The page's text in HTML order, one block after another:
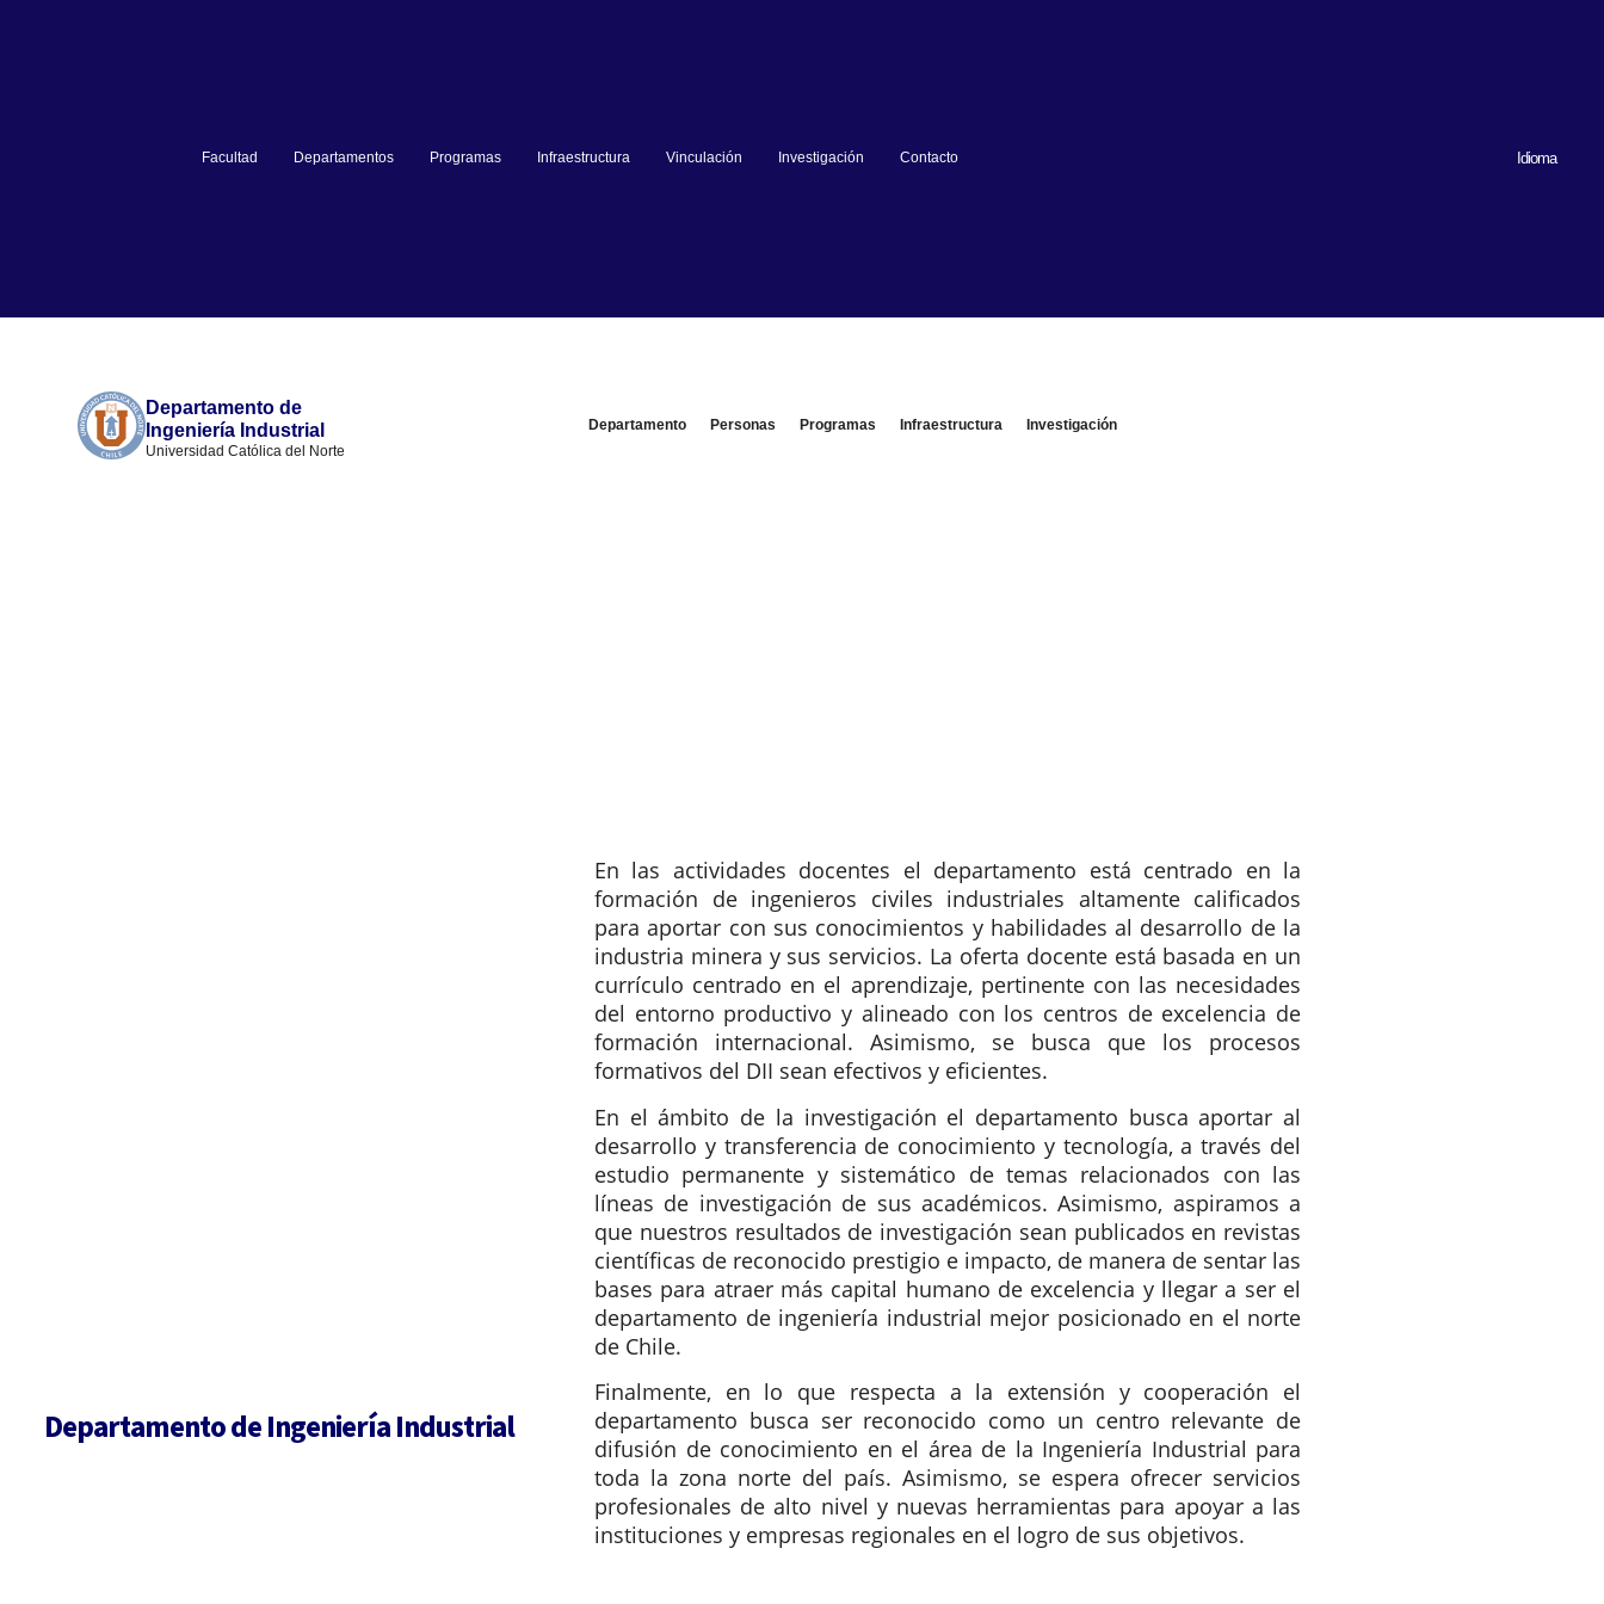
Facultad Departamentos Programas Infraestructura Vinculación Investigación Contacto Idioma
Departamento de
Ingeniería Industrial
Universidad Católica del Norte
Departamento Personas Programas Infraestructura Investigación
Departamento de Ingeniería Industrial
En las actividades docentes el departamento está centrado en la
formación de ingenieros civiles industriales altamente calificados
para aportar con sus conocimientos y habilidades al desarrollo de la
industria minera y sus servicios. La oferta docente está basada en un
currículo centrado en el aprendizaje, pertinente con las necesidades
del entorno productivo y alineado con los centros de excelencia de
formación internacional. Asimismo, se busca que los procesos
formativos del DII sean efectivos y eficientes.
En el ámbito de la investigación el departamento busca aportar al
desarrollo y transferencia de conocimiento y tecnología, a través del
estudio permanente y sistemático de temas relacionados con las
líneas de investigación de sus académicos. Asimismo, aspiramos a
que nuestros resultados de investigación sean publicados en revistas
científicas de reconocido prestigio e impacto, de manera de sentar las
bases para atraer más capital humano de excelencia y llegar a ser el
departamento de ingeniería industrial mejor posicionado en el norte
de Chile.
Finalmente, en lo que respecta a la extensión y cooperación el
departamento busca ser reconocido como un centro relevante de
difusión de conocimiento en el área de la Ingeniería Industrial para
toda la zona norte del país. Asimismo, se espera ofrecer servicios
profesionales de alto nivel y nuevas herramientas para apoyar a las
instituciones y empresas regionales en el logro de sus objetivos.